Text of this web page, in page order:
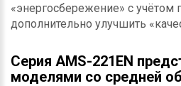
«энергосбережение» с учётом
дополнительно улучшить
Серия AMS-221EN
моделями со средней